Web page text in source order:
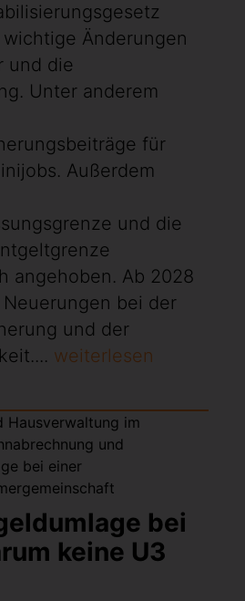
Änderungen
und die
Unter anderem
für
Außerdem
und die
angehoben. Ab 2028
bei der
und der
weiterlesen
bei
keine U3